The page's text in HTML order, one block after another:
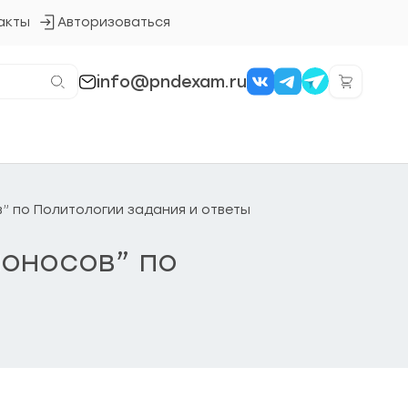
Авторизоваться
Кнопка
info@pndexam.ru
по Политологии задания и ответы
по